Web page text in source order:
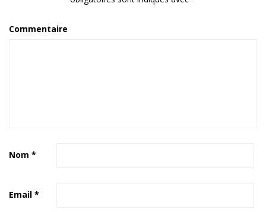
Commentaire
Nom *
Email *